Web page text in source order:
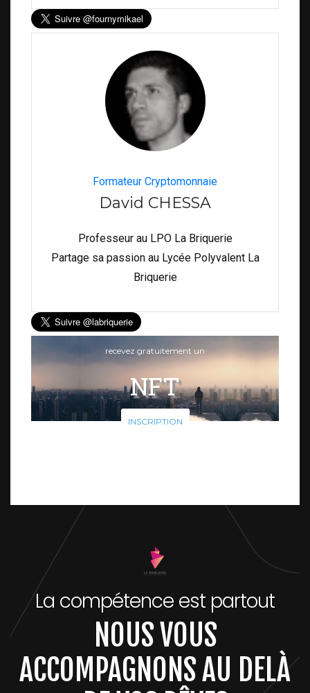
Formateur Cryptomonnaie
David CHESSA
Professeur au LPO La Briquerie
Partage sa passion au Lycée Polyvalent La
Briquerie
recevez gratuitement un
NFT
INSCRIPTION
La compétence est partout
NOUS VOUS
ACCOMPAGNONS AU DELÀ